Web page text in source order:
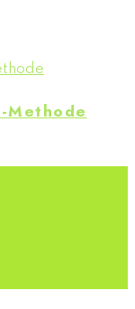
Methode